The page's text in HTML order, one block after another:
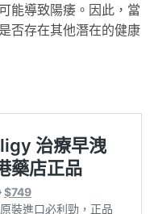
能導致陽痿。因此，當
否存在其他潛在的健康